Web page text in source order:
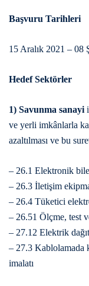
Başvuru Tarihleri
15 Aralık 2021 – 08
Hedef Sektörler
1) Savunma sanayi
ve yerli imkânlarla
azaltılması ve bu
– 26.1 Elektronik
– 26.3 İletişim
– 26.4 Tüketici
– 26.51 Ölçme, test
– 27.12 Elektrik
– 27.3 Kablolamada
imalatı